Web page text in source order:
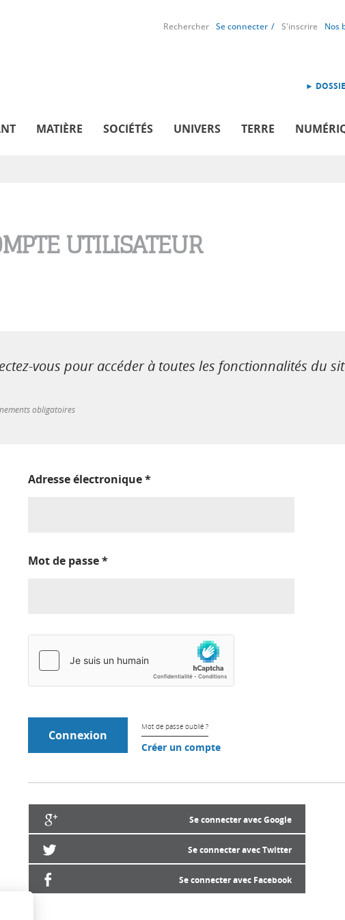
Rechercher Se connecter S'inscrire Nos
►
MATIÈRE SOCIÉTÉS UNIVERS TERRE
UTILISATEUR
vous pour accéder à toutes les fonctionnalités du
obligatoires
Adresse électronique*
Mot de passe*
Mot de passe oublié ?
Créer un compte
Se connecter avec Google
Se connecter avec Twitter
Se connecter avec Facebook